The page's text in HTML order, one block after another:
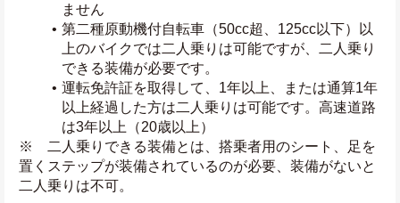
ません
第二種原動機付自転車（50cc超、125cc以下）以
上のバイクでは二人乗りは可能ですが、二人乗り
できる装備が必要です。
運転免許証を取得して、1年以上、または通算1年
以上経過した方は二人乗りは可能です。高速道路
は3年以上（20歳以上）
※　二人乗りできる装備とは、搭乗者用のシート、足を
置くステップが装備されているのが必要、装備がないと
二人乗りは不可。